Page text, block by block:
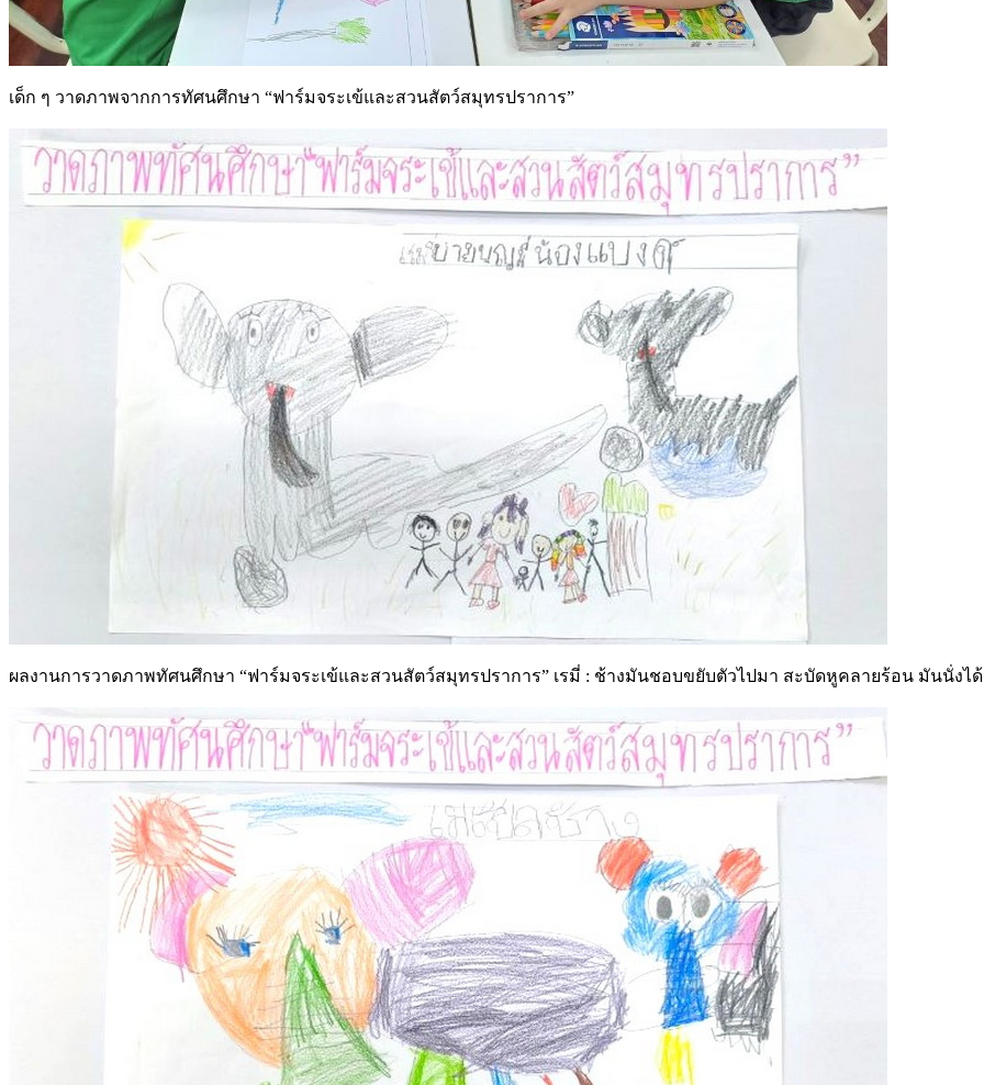
เด็ก ๆ วาดภาพจากการทัศนศึกษา “ฟาร์มจระเข้และสวนสัตว์สมุทรปราการ”
ผลงานการวาดภาพทัศนศึกษา “ฟาร์มจระเข้และสวนสัตว์สมุทรปราการ” เรมี่ : ช้างมันชอบขยับตัวไปมา สะบัดหูคลายร้อน มันนั่ง